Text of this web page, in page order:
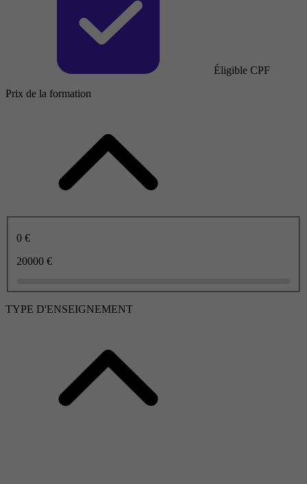
Éligible CPF
Prix de la formation
0 €
20000 €
TYPE D'ENSEIGNEMENT